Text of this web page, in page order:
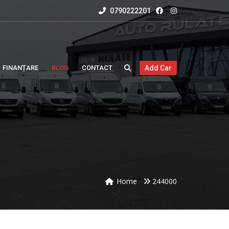
0790222201
FINANȚARE BLOG CONTACT Add Car
Home 244000